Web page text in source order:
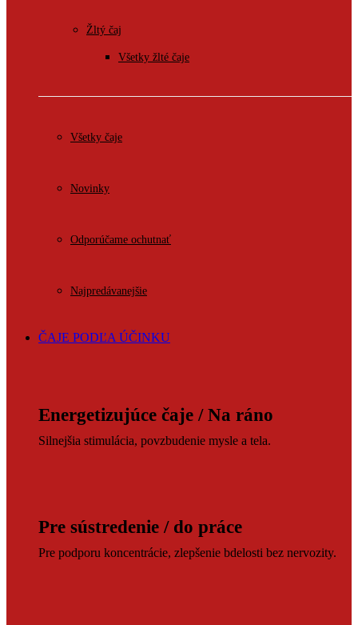
Žltý čaj
Všetky žlté čaje
Všetky čaje
Novinky
Odporúčame ochutnať
Najpredávanejšie
ČAJE PODĽA ÚČINKU
Energetizujúce čaje / Na ráno
Silnejšia stimulácia, povzbudenie mysle a tela.
Pre sústredenie / do práce
Pre podporu koncentrácie, zlepšenie bdelosti bez nervozity.